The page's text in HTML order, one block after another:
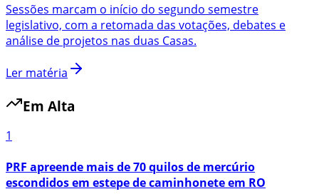
Sessões marcam o início do segundo semestre
legislativo, com a retomada das votações, debates e
análise de projetos nas duas Casas.
Ler matéria
Em Alta
1
PRF apreende mais de 70 quilos de mercúrio
escondidos em estepe de caminhonete em RO